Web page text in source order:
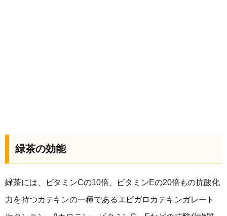
緑茶の効能
緑茶には、ビタミンCの10倍、ビタミンEの20倍もの抗酸化
力を持つカテキンの一種であるエピガロカテキンガレート